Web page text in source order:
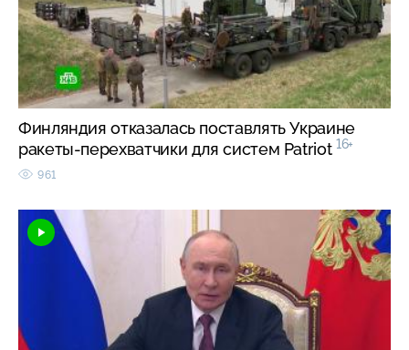
Финляндия отказалась поставлять Украине
ракеты-перехватчики для систем Patriot 16+
961